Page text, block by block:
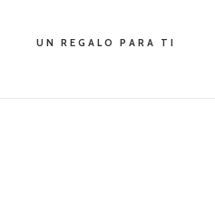
UN REGALO PARA TI